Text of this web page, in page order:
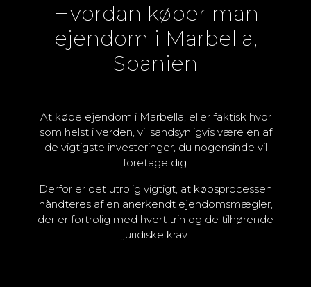
Hvordan køber man
ejendom i Marbella,
Spanien
At købe ejendom i Marbella, eller faktisk hvor
som helst i verden, vil sandsynligvis være en af
de vigtigste investeringer, du nogensinde vil
foretage dig.
Derfor er det utrolig vigtigt, at købsprocessen
håndteres af en anerkendt ejendomsmægler,
der er fortrolig med hvert trin og de tilhørende
juridiske krav.